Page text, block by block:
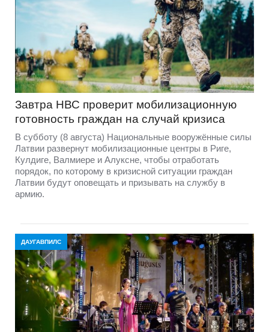
Завтра НВС проверит мобилизационную
готовность граждан на случай кризиса
В субботу (8 августа) Национальные вооружённые силы
Латвии развернут мобилизационные центры в Риге,
Кулдиге, Валмиере и Алуксне, чтобы отработать
порядок, по которому в кризисной ситуации граждан
Латвии будут оповещать и призывать на службу в
армию.
ДАУГАВПИЛС